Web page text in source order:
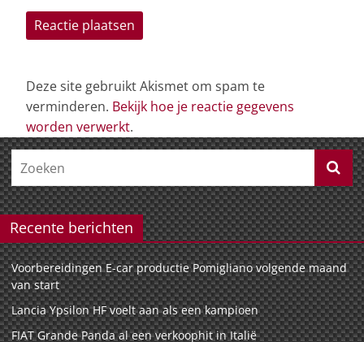
Deze site gebruikt Akismet om spam te
verminderen. Bekijk hoe je reactie gegevens
worden verwerkt.
Recente berichten
Voorbereidingen E-car productie Pomigliano volgende maand
van start
Lancia Ypsilon HF voelt aan als een kampioen
FIAT Grande Panda al een verkoophit in Italië